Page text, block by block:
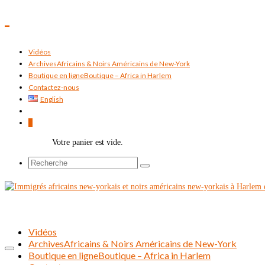
Vidéos
ArchivesAfricains & Noirs Américains de New-York
Boutique en ligneBoutique – Africa in Harlem
Contactez-nous
English
Votre panier est vide.
Rechercher :
Vidéos
ArchivesAfricains & Noirs Américains de New-York
Boutique en ligneBoutique – Africa in Harlem